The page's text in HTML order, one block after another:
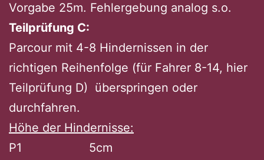
Vorgabe 25m. Fehlergebung analog s.o.
Teilprüfung C:
Parcour mit 4-8 Hindernissen in der
richtigen Reihenfolge (für Fahrer 8-14, hier
Teilprüfung D) überspringen oder
durchfahren.
Höhe der Hindernisse:
P1 5cm